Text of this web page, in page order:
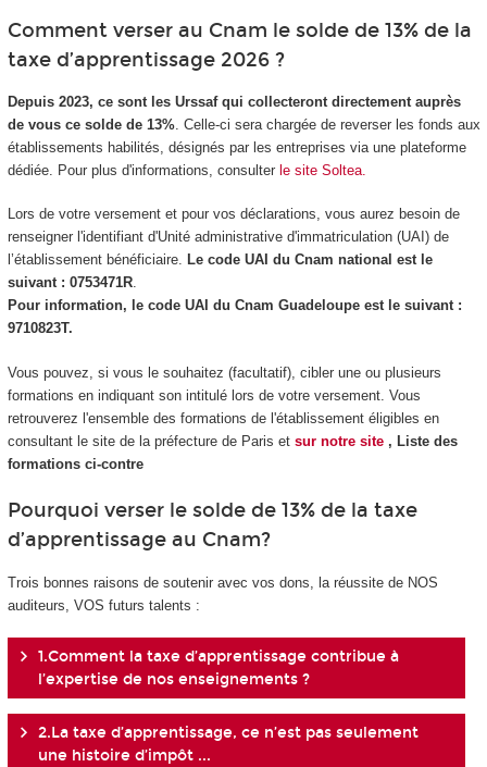
Comment verser au Cnam le solde de 13% de la
taxe d’apprentissage 2026 ?
Depuis 2023, ce sont les Urssaf qui collecteront directement auprès
de vous ce solde de 13%. Celle-ci sera chargée de reverser les fonds aux
établissements habilités, désignés par les entreprises via une plateforme
dédiée. Pour plus d'informations, consulter le site Soltea.
Lors de votre versement et pour vos déclarations, vous aurez besoin de
renseigner l'identifiant d'Unité administrative d'immatriculation (UAI) de
l’établissement bénéficiaire. Le code UAI du Cnam national est le
suivant : 0753471R.
Pour information, le code UAI du Cnam Guadeloupe est le suivant :
9710823T.
Vous pouvez, si vous le souhaitez (facultatif), cibler une ou plusieurs
formations en indiquant son intitulé lors de votre versement. Vous
retrouverez l'ensemble des formations de l'établissement éligibles en
consultant le site de la préfecture de Paris et sur notre site , Liste des
formations ci-contre
Pourquoi verser le solde de 13% de la taxe
d’apprentissage au Cnam?
Trois bonnes raisons de soutenir avec vos dons, la réussite de NOS
auditeurs, VOS futurs talents :
1.Comment la taxe d’apprentissage contribue à
l’expertise de nos enseignements ?
2.La taxe d’apprentissage, ce n’est pas seulement
une histoire d’impôt ...